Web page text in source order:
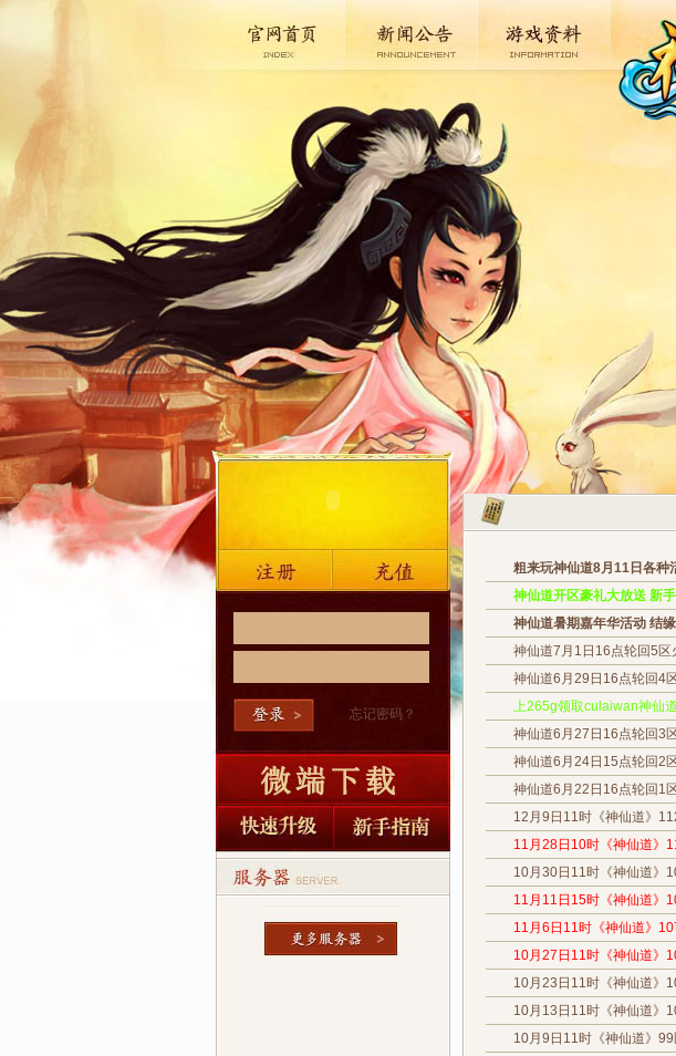
忘记密码？
粗来玩神仙道8月11日各种
神仙道开区豪礼大放送 新
神仙道暑期嘉年华活动 结
神仙道7月1日16点轮回5区
神仙道6月29日16点轮回4
上265g领取culaiwan神仙
神仙道6月27日16点轮回3
神仙道6月24日15点轮回2
神仙道6月22日16点轮回1
12月9日11时《神仙道》
11月28日10时《神仙道》
10月30日11时《神仙道》
11月11日15时《神仙道》
11月6日11时《神仙道》
10月27日11时《神仙道》
10月23日11时《神仙道》
10月13日11时《神仙道》
10月9日11时《神仙道》99